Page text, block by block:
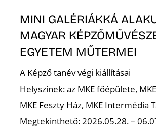
MINI GALÉRIÁKKÁ
MAGYAR
EGYETEM MŰTERMEI
A Képző tanév végi kiállításai
Helyszínek: az MKE főépülete,
MKE Feszty Ház, MKE Intermédia
Megtekinthető: 2026.05.28. –